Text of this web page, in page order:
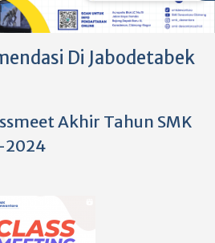
Di Jabodetabek
Akhir Tahun SMK
2024